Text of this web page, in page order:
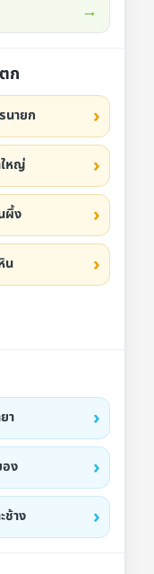
ก
นายก
ใหญ่
ผึ้ง
น
า
อง
ช้าง